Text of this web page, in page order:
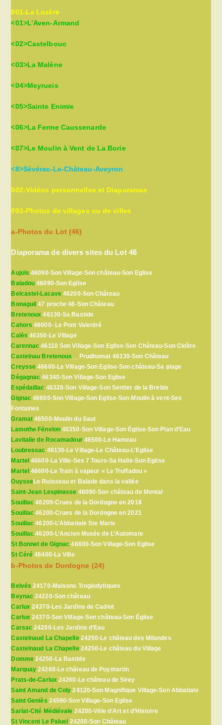
001-La Lozère
<01>L’Aven-Armand
<02>Castelbouc
<03>La Malène
<04>Meyrueis
<05>Sainte Enimie
<06>La Ferme Caussenarde
<07>Le Moulin à Vent de La Borie
<8>Sévérac-Le-Château-Aveyron
002-Vidéos personnelles et Diaporamas
003-Photos de villages ou de villes
a-Photos du Lot (46)
Diaporama de divers sites du Lot 46
Aujols 46090-Son Village-Son château-Son Eglise
Baladou 46090-Son Eglise
Belcastel-Lacave 46200-Son Château
Bonaguil 47 proche 46-Son Château
Bretenoux 46130-Sa Bastide
Cahors 46000- Le Pont Valentré
Calès 46350-Le Village
Carennac 46110 Son Village-Son Eglise-Son Château-Son Cloître
Castelnau Bretenoux __Prudhomat 46130-Son Château
Creysse 46600-Le Village-Son Eglise-Son château-Sa plage
Dégagnac 46340-Son Village-Son Eglise
Espédaillac 46320-Son Village-Son Sentier de la Brebis
Gignac 46600-Son Village-Son Eglise-Son Moulin à vent-Ses
Fontaines
Gramat 46500-Moulin du Saut
Lamothe Fénelon46350-Son Village-Son Église-Son Plan d’Eau
Lavitalie de Rocamadour46500-Le Hameau
Loubressac 46130-Le Village-Le Château-L’Eglise
Martel 46600-La Ville-Ses 7 Tours-Sa Halle-Son Eglise
Martel 46600-Le Train à vapeur « Le Truffadou »
OuysseLe Ruisseau et Balade dans la vallée
Saint-Jean Lespinasse 46090-Son château de Montal
Souillac 46200-Crues de la Dordogne en 2018
Souillac 46200-Crues de la Dordogne en 2021
Souillac 46200-L’Abbatiale Ste Marie
Souillac 46200-L’Ancien Musée de L’Automate
St Bonnet de Gignac 46600-Son Village-Son Eglise
St Céré 46400-La Ville
b-Photos de Dordogne (24)
Belvés 24170-Maisons Troglodytiques
Beynac 24220-Son château
Carlux 24370-Les Jardins de Cadiot
Carlux 24370-Son Village-Son château-Son Église
Carsac 24200-Les Jardins d’Eau
Castelnaud La Chapelle24250-Le château des Milandes
Castelnaud La Chapelle24250-Le château du Village
Domme24250-La Bastide
Marquay 24260-Le château de Puymartin
Prats-de-Carlux24260-Le château de Sirey
Saint Amand de Coly 24120-Son Magnifique Village-Son Abbatiale
Saint Geniès 24590-Son Village-Son Eglise
Sarlat-Cité Médiévale 24200-Ville d’Art et d’Histoire
St Vincent Le Paluel 24200-Son Château